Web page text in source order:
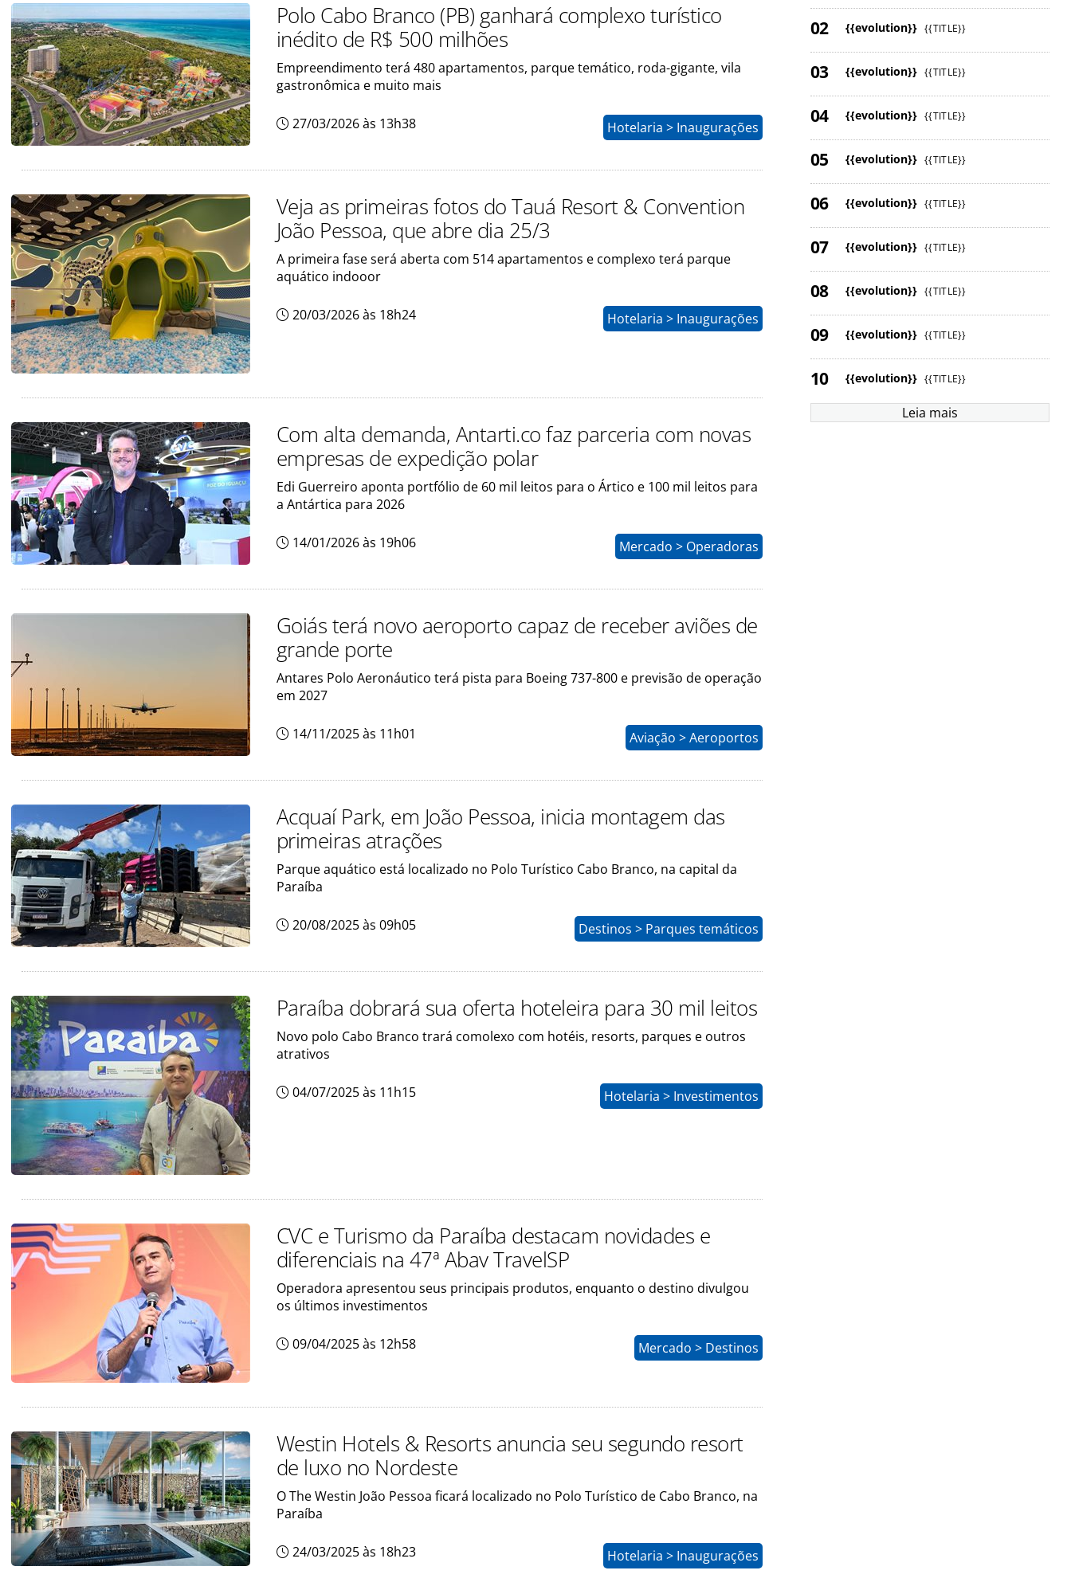
Polo Cabo Branco (PB) ganhará complexo turístico
inédito de R$ 500 milhões
Empreendimento terá 480 apartamentos, parque temático, roda-gigante, vila
gastronômica e muito mais
27/03/2026 às 13h38 Hotelaria > Inaugurações
Veja as primeiras fotos do Tauá Resort & Convention
João Pessoa, que abre dia 25/3
A primeira fase será aberta com 514 apartamentos e complexo terá parque
aquático indooor
20/03/2026 às 18h24 Hotelaria > Inaugurações
Com alta demanda, Antarti.co faz parceria com novas
empresas de expedição polar
Edi Guerreiro aponta portfólio de 60 mil leitos para o Ártico e 100 mil leitos para
a Antártica para 2026
14/01/2026 às 19h06 Mercado > Operadoras
Goiás terá novo aeroporto capaz de receber aviões de
grande porte
Antares Polo Aeronáutico terá pista para Boeing 737-800 e previsão de operação
em 2027
14/11/2025 às 11h01 Aviação > Aeroportos
Acquaí Park, em João Pessoa, inicia montagem das
primeiras atrações
Parque aquático está localizado no Polo Turístico Cabo Branco, na capital da
Paraíba
20/08/2025 às 09h05 Destinos > Parques temáticos
Paraíba dobrará sua oferta hoteleira para 30 mil leitos
Novo polo Cabo Branco trará comolexo com hotéis, resorts, parques e outros
atrativos
04/07/2025 às 11h15 Hotelaria > Investimentos
CVC e Turismo da Paraíba destacam novidades e
diferenciais na 47ª Abav TravelSP
Operadora apresentou seus principais produtos, enquanto o destino divulgou
os últimos investimentos
09/04/2025 às 12h58 Mercado > Destinos
Westin Hotels & Resorts anuncia seu segundo resort
de luxo no Nordeste
O The Westin João Pessoa ficará localizado no Polo Turístico de Cabo Branco, na
Paraíba
24/03/2025 às 18h23 Hotelaria > Inaugurações
{{evolution}} {{TITLE}}
{{evolution}} {{TITLE}}
{{evolution}} {{TITLE}}
{{evolution}} {{TITLE}}
{{evolution}} {{TITLE}}
{{evolution}} {{TITLE}}
{{evolution}} {{TITLE}}
{{evolution}} {{TITLE}}
{{evolution}} {{TITLE}}
Leia mais